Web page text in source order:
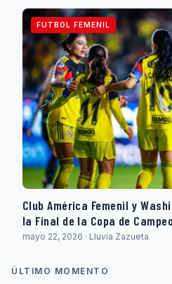
FUTBOL FEMENIL
Club América Femenil y
la Final de la Copa de
mayo 22, 2026 · Lluvia Zazueta
ÚLTIMO MOMENTO